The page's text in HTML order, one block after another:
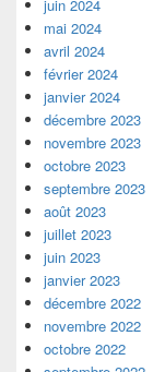
juin 2024
mai 2024
avril 2024
février 2024
janvier 2024
décembre 2023
novembre 2023
octobre 2023
septembre 2023
août 2023
juillet 2023
juin 2023
janvier 2023
décembre 2022
novembre 2022
octobre 2022